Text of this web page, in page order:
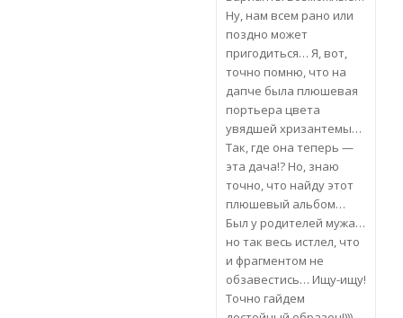
Ну, нам всем рано или
поздно может
пригодиться… Я, вот,
точно помню, что на
дапче была плюшевая
портьера цвета
увядшей хризантемы…
Так, где она теперь —
эта дача!? Но, знаю
точно, что найду этот
плюшевый альбом…
Был у родителей мужа…
но так весь истлел, что
и фрагментом не
обзавестись… Ищу-ищу!
Точно гайдем